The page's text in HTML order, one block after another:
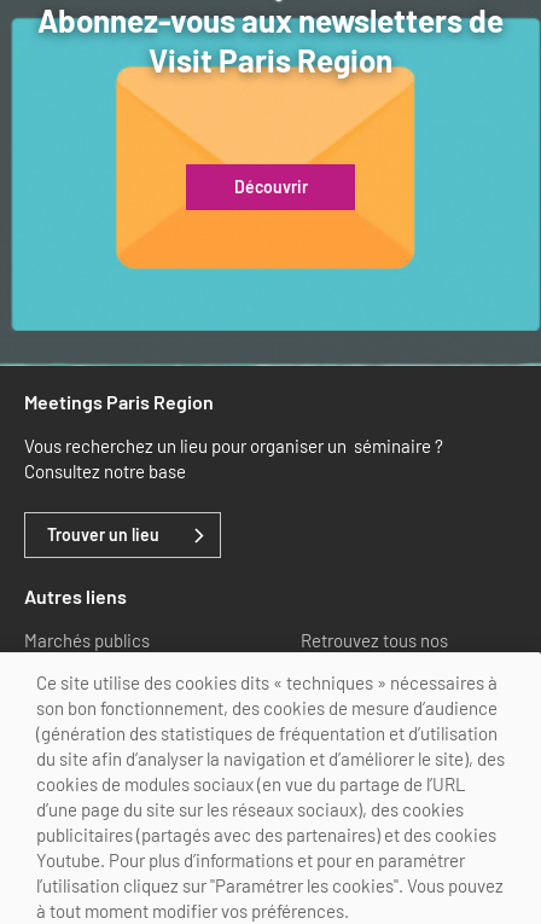
Abonnez-vous aux newsletters de
Visit Paris Region
Découvrir
Meetings Paris Region
Vous recherchez un lieu pour organiser un séminaire ?
Consultez notre base
Trouver un lieu
Autres liens
Marchés publics
Retrouvez tous nos
Nous suivre
@Choose Paris Region
Mentions légales
Crédits Personnalisation des cookies
Ce site utilise des cookies dits « techniques » nécessaires à
son bon fonctionnement, des cookies de mesure d’audience
(génération des statistiques de fréquentation et d’utilisation
du site afin d’analyser la navigation et d’améliorer le site), des
cookies de modules sociaux (en vue du partage de l’URL
d’une page du site sur les réseaux sociaux), des cookies
publicitaires (partagés avec des partenaires) et des cookies
Youtube. Pour plus d’informations et pour en paramétrer
l’utilisation cliquez sur "Paramétrer les cookies". Vous pouvez
à tout moment modifier vos préférences.